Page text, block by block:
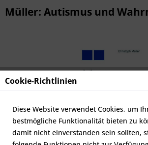
Müller: Autismus und
Cookie-Richtlinien
Diese Website verwendet Cookies, um
bestmögliche Funktionalität bieten zu
damit nicht einverstanden sein sollten,